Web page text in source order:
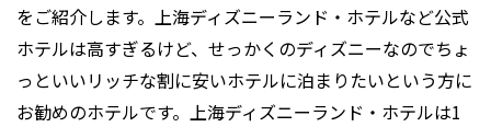
をご紹介します。上海ディズニーランド・ホテルなど公式
ホテルは高すぎるけど、せっかくのディズニーなのでちょ
っといいリッチな割に安いホテルに泊まりたいという方に
お勧めのホテルです。上海ディズニーランド・ホテルは1